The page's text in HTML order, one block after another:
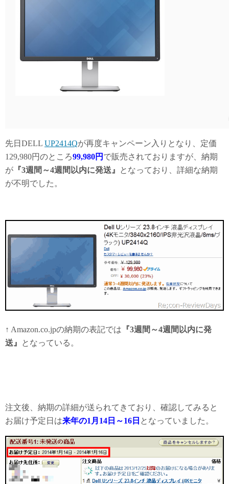
先日DELL UP2414Qが再度キャンペーン入りとなり、定価
129,980円のところ99,980円 で販売されておりますが、納期
が 『3週間～4週間以内に発送』
となっており、詳細な納期
が不明でした。
↑ Amazon.co.jpの納期の表記では 『3週間～4週間以内に発
送』
となっている。
注文後、納期の詳細が送られてきており、確認してみると
お届け予定日は来年の1月14日～16日 となっていました。